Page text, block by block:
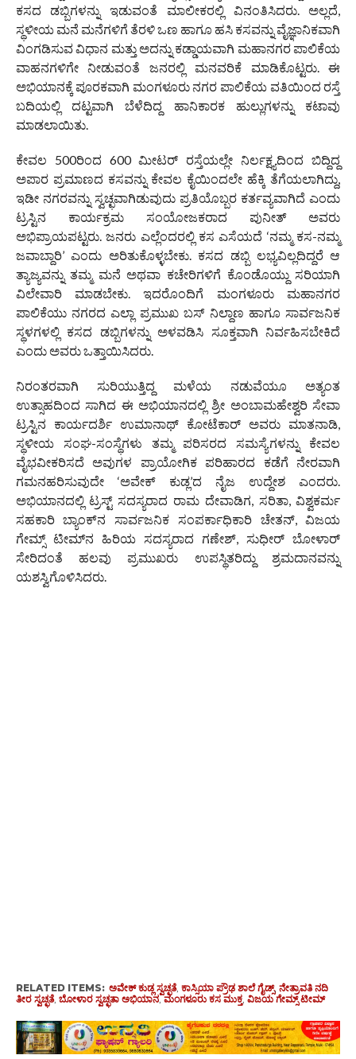
ಕಸದ ಡಬ್ಬಿಗಳನ್ನು ಇಡುವಂತೆ ಮಾಲೀಕರಲ್ಲಿ ವಿನಂತಿಸಿದರು. ಅಲ್ಲದೆ,
ಸ್ಥಳೀಯ ಮನೆ ಮನೆಗಳಿಗೆ ತೆರಳಿ ಒಣ ಹಾಗೂ ಹಸಿ ಕಸವನ್ನು ವೈಜ್ಞಾನಿಕವಾಗಿ
ವಿಂಗಡಿಸುವ ವಿಧಾನ ಮತ್ತು ಅದನ್ನು ಕಡ್ಡಾಯವಾಗಿ ಮಹಾನಗರ ಪಾಲಿಕೆಯ
ವಾಹನಗಳಿಗೇ ನೀಡುವಂತೆ ಜನರಲ್ಲಿ ಮನವರಿಕೆ ಮಾಡಿಕೊಟ್ಟರು. ಈ
ಅಭಿಯಾನಕ್ಕೆ ಪೂರಕವಾಗಿ ಮಂಗಳೂರು ನಗರ ಪಾಲಿಕೆಯ ವತಿಯಿಂದ ರಸ್ತೆ
ಬದಿಯಲ್ಲಿ ದಟ್ಟವಾಗಿ ಬೆಳೆದಿದ್ದ ಹಾನಿಕಾರಕ ಹುಲ್ಲುಗಳನ್ನು ಕಟಾವು
ಮಾಡಲಾಯಿತು.
ಕೇವಲ 500ರಿಂದ 600 ಮೀಟರ್ ರಸ್ತೆಯಲ್ಲೇ ನಿರ್ಲಕ್ಷ್ಯದಿಂದ ಬಿದ್ದಿದ್ದ
ಅಪಾರ ಪ್ರಮಾಣದ ಕಸವನ್ನು ಕೇವಲ ಕೈಯಿಂದಲೇ ಹೆಕ್ಕಿ ತೆಗೆಯಲಾಗಿದ್ದು,
ಇಡೀ ನಗರವನ್ನು ಸ್ವಚ್ಛವಾಗಿಡುವುದು ಪ್ರತಿಯೊಬ್ಬರ ಕರ್ತವ್ಯವಾಗಿದೆ ಎಂದು
ಟ್ರಸ್ಟಿನ ಕಾರ್ಯಕ್ರಮ ಸಂಯೋಜಕರಾದ ಪುನೀತ್ ಅವರು
ಅಭಿಪ್ರಾಯಪಟ್ಟರು. ಜನರು ಎಲ್ಲೆಂದರಲ್ಲಿ ಕಸ ಎಸೆಯದೆ ‘ನಮ್ಮ ಕಸ-ನಮ್ಮ
ಜವಾಬ್ದಾರಿ’ ಎಂದು ಅರಿತುಕೊಳ್ಳಬೇಕು. ಕಸದ ಡಬ್ಬಿ ಲಭ್ಯವಿಲ್ಲದಿದ್ದರೆ ಆ
ತ್ಯಾಜ್ಯವನ್ನು ತಮ್ಮ ಮನೆ ಅಥವಾ ಕಚೇರಿಗಳಿಗೆ ಕೊಂಡೊಯ್ದು ಸರಿಯಾಗಿ
ವಿಲೇವಾರಿ ಮಾಡಬೇಕು. ಇದರೊಂದಿಗೆ ಮಂಗಳೂರು ಮಹಾನಗರ
ಪಾಲಿಕೆಯು ನಗರದ ಎಲ್ಲಾ ಪ್ರಮುಖ ಬಸ್ ನಿಲ್ದಾಣ ಹಾಗೂ ಸಾರ್ವಜನಿಕ
ಸ್ಥಳಗಳಲ್ಲಿ ಕಸದ ಡಬ್ಬಿಗಳನ್ನು ಅಳವಡಿಸಿ ಸೂಕ್ತವಾಗಿ ನಿರ್ವಹಿಸಬೇಕಿದೆ
ಎಂದು ಅವರು ಒತ್ತಾಯಿಸಿದರು.
ನಿರಂತರವಾಗಿ ಸುರಿಯುತ್ತಿದ್ದ ಮಳೆಯ ನಡುವೆಯೂ ಅತ್ಯಂತ
ಉತ್ಸಾಹದಿಂದ ಸಾಗಿದ ಈ ಅಭಿಯಾನದಲ್ಲಿ ಶ್ರೀ ಅಂಬಾಮಹೇಶ್ವರಿ ಸೇವಾ
ಟ್ರಸ್ಟಿನ ಕಾರ್ಯದರ್ಶಿ ಉಮಾನಾಥ್ ಕೋಟೆಕಾರ್ ಅವರು ಮಾತನಾಡಿ,
ಸ್ಥಳೀಯ ಸಂಘ-ಸಂಸ್ಥೆಗಳು ತಮ್ಮ ಪರಿಸರದ ಸಮಸ್ಯೆಗಳನ್ನು ಕೇವಲ
ವೈಭವೀಕರಿಸದೆ ಅವುಗಳ ಪ್ರಾಯೋಗಿಕ ಪರಿಹಾರದ ಕಡೆಗೆ ನೇರವಾಗಿ
ಗಮನಹರಿಸುವುದೇ ‘ಅವೇಕ್ ಕುಡ್ಲ’ದ ನೈಜ ಉದ್ದೇಶ ಎಂದರು.
ಅಭಿಯಾನದಲ್ಲಿ ಟ್ರಸ್ಟ್ ಸದಸ್ಯರಾದ ರಾಮ ದೇವಾಡಿಗ, ಸರಿತಾ, ವಿಶ್ವಕರ್ಮ
ಸಹಕಾರಿ ಬ್ಯಾಂಕ್‌ನ ಸಾರ್ವಜನಿಕ ಸಂಪರ್ಕಾಧಿಕಾರಿ ಚೇತನ್, ವಿಜಯ
ಗೇಮ್ಸ್ ಟೀಮ್‌ನ ಹಿರಿಯ ಸದಸ್ಯರಾದ ಗಣೇಶ್, ಸುಧೀರ್ ಬೋಳಾರ್
ಸೇರಿದಂತೆ ಹಲವು ಪ್ರಮುಖರು ಉಪಸ್ಥಿತರಿದ್ದು ಶ್ರಮದಾನವನ್ನು
ಯಶಸ್ವಿಗೊಳಿಸಿದರು.
RELATED ITEMS: ಅವೇಕ್ ಕುಡ್ಲ ಸ್ವಚ್ಛತೆ, ಕಾಸ್ಸಿಯಾ ಪ್ರೌಢ ಶಾಲೆ ಗೈಡ್ಸ್, ನೇತ್ರಾವತಿ ನದಿ
ತೀರ ಸ್ವಚ್ಛತೆ, ಬೋಳಾರ ಸ್ವಚ್ಛತಾ ಅಭಿಯಾನ,ಮಂಗಳೂರು ಕಸ ಮುಕ್ತ, ವಿಜಯ ಗೇಮ್ಸ್ ಟೀಮ್